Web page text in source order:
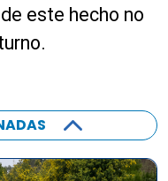
este hecho no